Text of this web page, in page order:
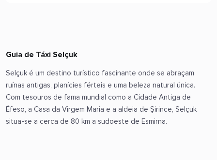
Guia de Táxi Selçuk
Selçuk é um destino turístico fascinante onde se abraçam
ruínas antigas, planícies férteis e uma beleza natural única.
Com tesouros de fama mundial como a Cidade Antiga de
Éfeso, a Casa da Virgem Maria e a aldeia de Şirince, Selçuk
situa-se a cerca de 80 km a sudoeste de Esmirna.